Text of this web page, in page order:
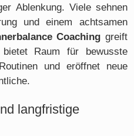
Ablenkung. Viele sehnen
und einem achtsamen
Coaching greift
Raum für bewusste
und eröffnet neue
langfristige